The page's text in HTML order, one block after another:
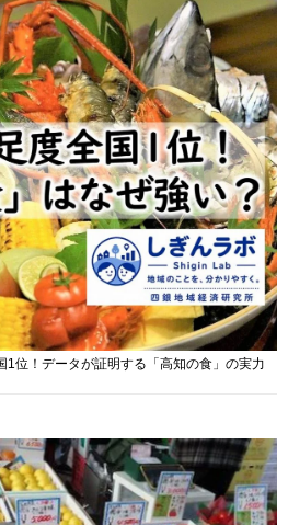
1位！データが証明する「高知の食」の実力